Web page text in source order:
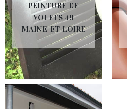
PEINTURE DE
VOLETS 49
MAINE-ET-LOIRE